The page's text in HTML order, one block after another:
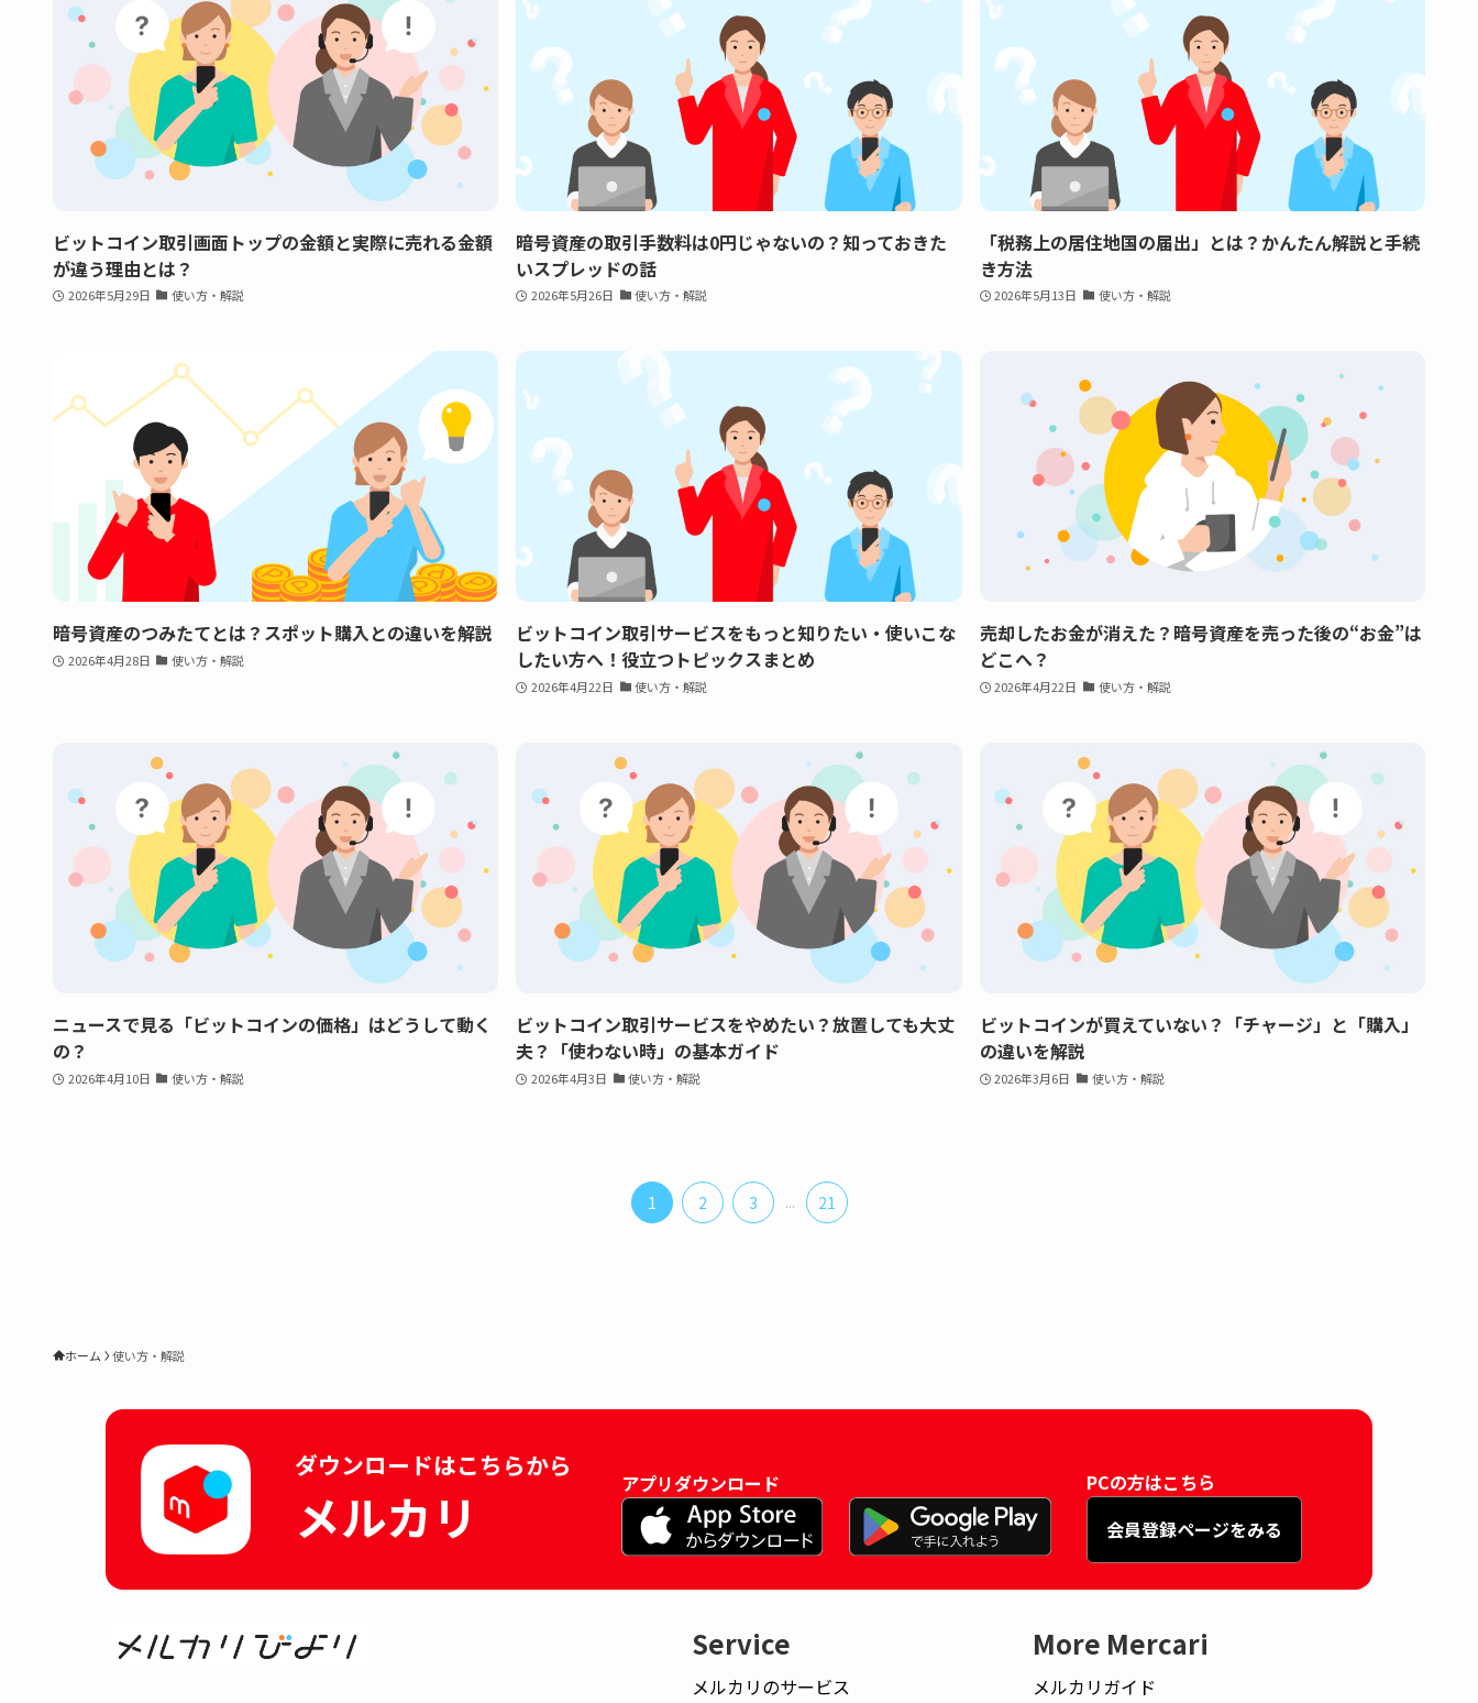
ビットコイン取引画面トップの金額と実際に売れる金額
が違う理由とは？
2026年5月29日 使い方・解説
暗号資産の取引手数料は0円じゃないの？知っておきた
いスプレッドの話
2026年5月26日 使い方・解説
「税務上の居住地国の届出」とは？かんたん解説と手続
き方法
2026年5月13日 使い方・解説
暗号資産のつみたてとは？スポット購入との違いを解説
2026年4月28日 使い方・解説
ビットコイン取引サービスをもっと知りたい・使いこな
したい方へ！役立つトピックスまとめ
2026年4月22日 使い方・解説
売却したお金が消えた？暗号資産を売った後の“お金”は
どこへ？
2026年4月22日 使い方・解説
ニュースで見る「ビットコインの価格」はどうして動く
の？
2026年4月10日 使い方・解説
ビットコイン取引サービスをやめたい？放置しても大丈
夫？「使わない時」の基本ガイド
2026年4月3日 使い方・解説
ビットコインが買えていない？「チャージ」と「購入」
の違いを解説
2026年3月6日 使い方・解説
1 2 3 ... 21
ホーム 使い方・解説
ダウンロードはこちらから
メルカリ
アプリダウンロード
PCの方はこちら
会員登録ページをみる
Service
メルカリのサービス
More Mercari
メルカリガイド